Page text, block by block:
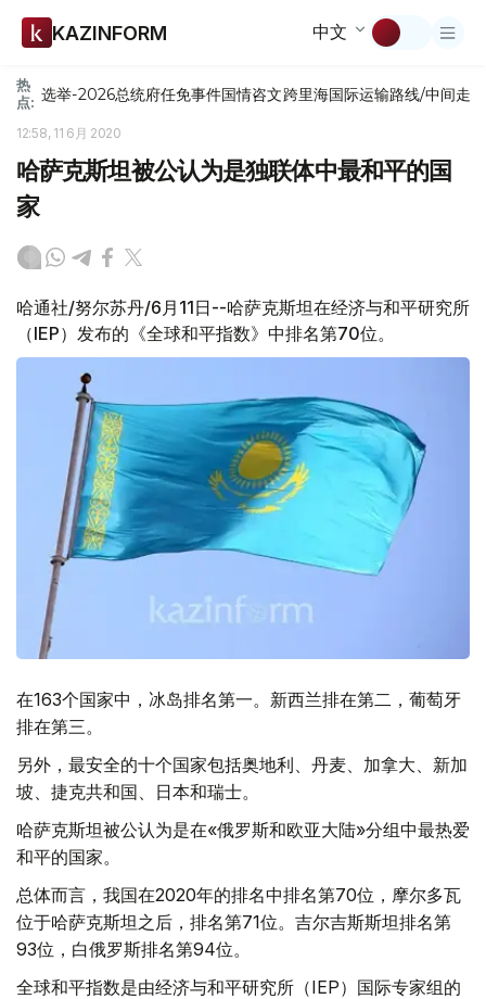
KAZINFORM 中文
热
点: 选举-2026总统府任免事件国情咨文跨里海国际运输路线/中间走廊
12:58, 11 6月 2020
哈萨克斯坦被公认为是独联体中最和平的国
家
哈通社/努尔苏丹/6月11日--哈萨克斯坦在经济与和平研究所
（IEP）发布的《全球和平指数》中排名第70位。
在163个国家中，冰岛排名第一。新西兰排在第二，葡萄牙
排在第三。
另外，最安全的十个国家包括奥地利、丹麦、加拿大、新加
坡、捷克共和国、日本和瑞士。
哈萨克斯坦被公认为是在«俄罗斯和欧亚大陆»分组中最热爱
和平的国家。
总体而言，我国在2020年的排名中排名第70位，摩尔多瓦
位于哈萨克斯坦之后，排名第71位。吉尔吉斯斯坦排名第
93位，白俄罗斯排名第94位。
全球和平指数是由经济与和平研究所（IEP）国际专家组的